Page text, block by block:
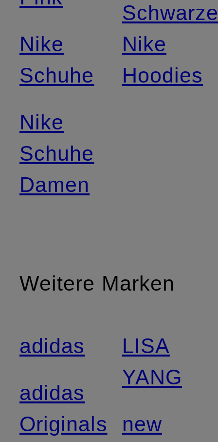
Nike
Schuhe
Nike
Schuhe
Damen
Nike
Hoodies
Weitere Marken
adidas
adidas
Originals
LISA
YANG
new